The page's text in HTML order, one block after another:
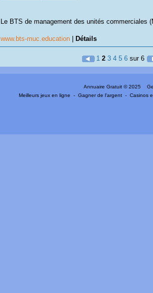
Le BTS de management des unités commerciales
www.bts-muc.education Détails
1 2 3 4 5 6 sur 6
Annuaire Gratuit © 2025
Meilleurs jeux en ligne
-Gagner de l'argent -Casinos